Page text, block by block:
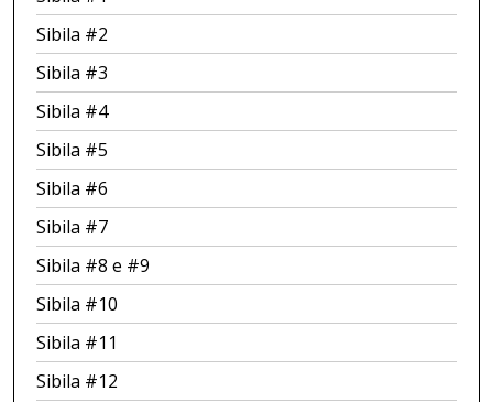
Sibila #2
Sibila #3
Sibila #4
Sibila #5
Sibila #6
Sibila #7
Sibila #8 e #9
Sibila #10
Sibila #11
Sibila #12